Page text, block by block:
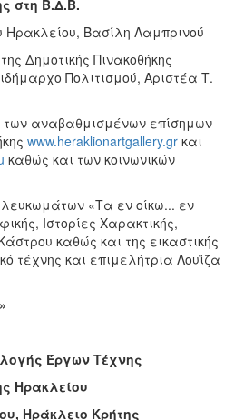
στη Β.Δ.Β.
Βασίλη Λαμπρινού
Δημοτικής Πινακοθήκης
Πολιτισμού, Αριστέα Τ.
των αναβαθμισμένων επίσημων
www.heraklionartgallery.gr και
καθώς και των κοινωνικών
«Τα εν οίκω... εν
Ιστορίες Χαρακτικής,
καθώς και της εικαστικής
τέχνης και επιμελήτρια Λουϊζα
Έργων Τέχνης
Ηρακλείου
Ηράκλειο Κρήτης